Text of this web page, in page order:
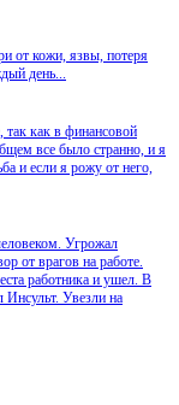
от кожи, язвы, потеря
день...
так как в финансовой
все было странно, и я
и если я рожу от него,
Угрожал
от врагов на работе.
работника и ушел. В
Инсульт. Увезли на